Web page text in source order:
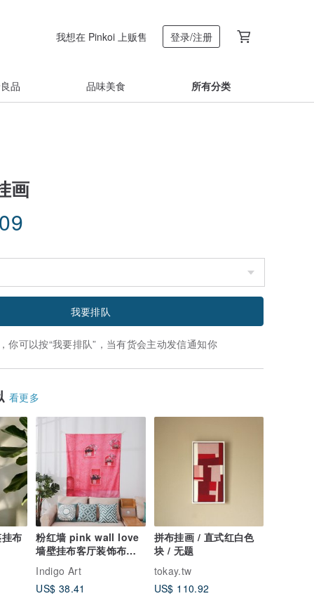
我想在 Pinkoi 上贩售 登录/注册
品 品味美食 所有分类
画
我要排队
你可以按“我要排队”，当有货会主动发信通知你
看更多
布
粉红墙 pink wall love
墙壁挂布客厅装饰布幔
挂毯挂布
Indigo Art
US$ 38.41
拼布挂画 / 直式红白色
块 / 无题
tokay.tw
US$ 110.92